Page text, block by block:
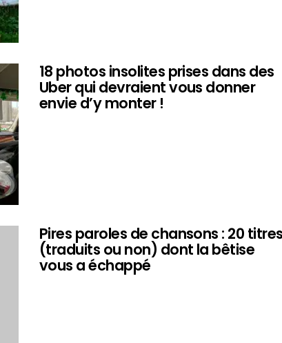
18 photos insolites prises dans des
Uber qui devraient vous donner
envie d’y monter !
Pires paroles de chansons : 20 titres
(traduits ou non) dont la bêtise
vous a échappé